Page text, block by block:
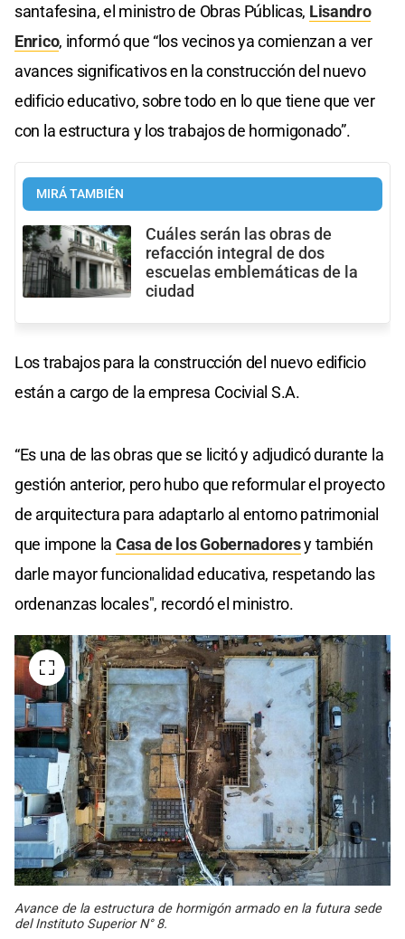
santafesina, el ministro de Obras Públicas, Lisandro
Enrico, informó que “los vecinos ya comienzan a ver
avances significativos en la construcción del nuevo
edificio educativo, sobre todo en lo que tiene que ver
con la estructura y los trabajos de hormigonado”.
MIRÁ TAMBIÉN
Cuáles serán las obras de
refacción integral de dos
escuelas emblemáticas de la
ciudad
Los trabajos para la construcción del nuevo edificio
están a cargo de la empresa Cocivial S.A.
“Es una de las obras que se licitó y adjudicó durante la
gestión anterior, pero hubo que reformular el proyecto
de arquitectura para adaptarlo al entorno patrimonial
que impone la Casa de los Gobernadoresy también
darle mayor funcionalidad educativa, respetando las
ordenanzas locales", recordó el ministro.
Avance de la estructura de hormigón armado en la futura sede
del Instituto Superior N° 8.